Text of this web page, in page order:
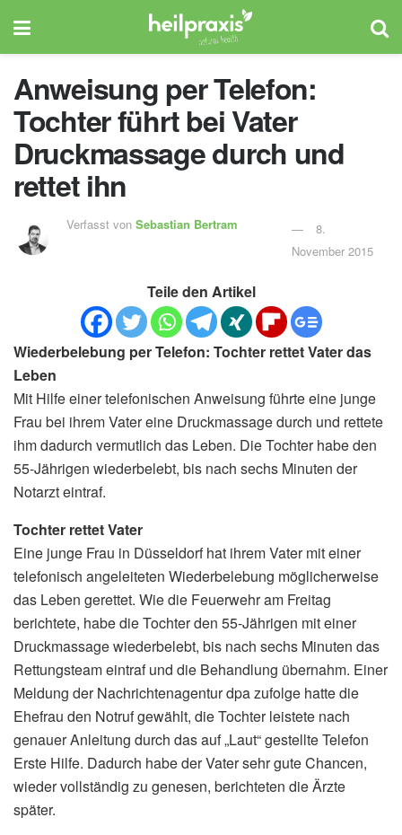
Anweisung per Telefon:
Tochter führt bei Vater
Druckmassage durch und
rettet ihn
Verfasst vonSebastian Bertram
8.
November 2015
Teile den Artikel
Wiederbelebung per Telefon: Tochter rettet Vater das
Leben
Mit Hilfe einer telefonischen Anweisung führte eine junge
Frau bei ihrem Vater eine Druckmassage durch und rettete
ihm dadurch vermutlich das Leben. Die Tochter habe den
55-Jährigen wiederbelebt, bis nach sechs Minuten der
Notarzt eintraf.
Tochter rettet Vater
Eine junge Frau in Düsseldorf hat ihrem Vater mit einer
telefonisch angeleiteten Wiederbelebung möglicherweise
das Leben gerettet. Wie die Feuerwehr am Freitag
berichtete, habe die Tochter den 55-Jährigen mit einer
Druckmassage wiederbelebt, bis nach sechs Minuten das
Rettungsteam eintraf und die Behandlung übernahm. Einer
Meldung der Nachrichtenagentur dpa zufolge hatte die
Ehefrau den Notruf gewählt, die Tochter leistete nach
genauer Anleitung durch das auf „Laut“ gestellte Telefon
Erste Hilfe. Dadurch habe der Vater sehr gute Chancen,
wieder vollständig zu genesen, berichteten die Ärzte
später.